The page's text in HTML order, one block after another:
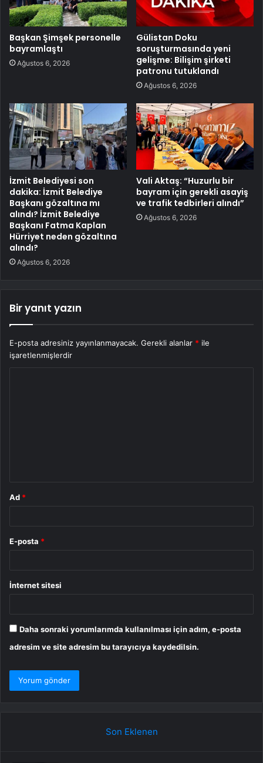
Başkan Şimşek personelle
bayramlaştı
Ağustos 6, 2026
Gülistan Doku
soruşturmasında yeni
gelişme: Bilişim şirketi
patronu tutuklandı
Ağustos 6, 2026
İzmit Belediyesi son
dakika: İzmit Belediye
Başkanı gözaltına mı
alındı? İzmit Belediye
Başkanı Fatma Kaplan
Hürriyet neden gözaltına
alındı?
Ağustos 6, 2026
Vali Aktaş: “Huzurlu bir
bayram için gerekli asayiş
ve trafik tedbirleri alındı”
Ağustos 6, 2026
Bir yanıt yazın
E-posta adresiniz yayınlanmayacak. Gerekli alanlar * ile
işaretlenmişlerdir
Ad *
E-posta *
İnternet sitesi
Daha sonraki yorumlarımda kullanılması için adım, e-posta
adresim ve site adresim bu tarayıcıya kaydedilsin.
Son Eklenen